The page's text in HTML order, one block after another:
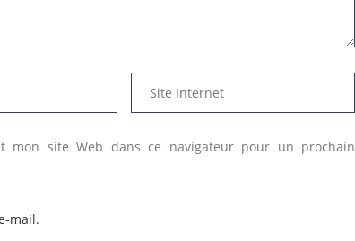
mon site Web dans ce navigateur pour un prochain
mail.